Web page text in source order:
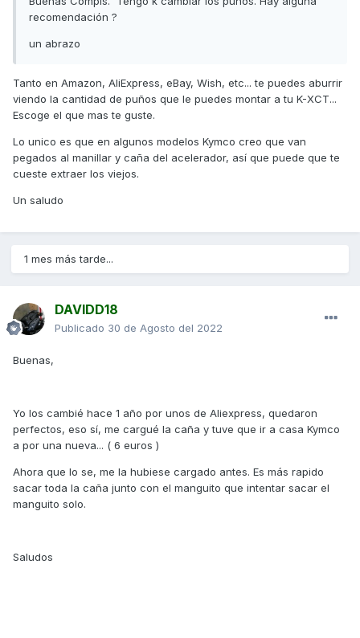
recomendación ?
un abrazo
Tanto en Amazon, AliExpress, eBay, Wish, etc... te puedes aburrir
viendo la cantidad de puños que le puedes montar a tu K-XCT...
Escoge el que mas te guste.
Lo unico es que en algunos modelos Kymco creo que van
pegados al manillar y caña del acelerador, así que puede que te
cueste extraer los viejos.
Un saludo
1 mes más tarde...
DAVIDD18
Publicado 30 de Agosto del 2022
Buenas,
Yo los cambié hace 1 año por unos de Aliexpress, quedaron
perfectos, eso sí, me cargué la caña y tuve que ir a casa Kymco
a por una nueva... ( 6 euros )
Ahora que lo se, me la hubiese cargado antes. Es más rapido
sacar toda la caña junto con el manguito que intentar sacar el
manguito solo.
Saludos